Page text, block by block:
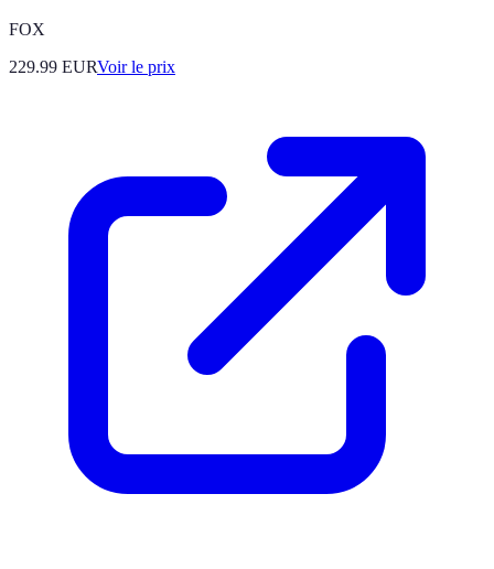
FOX
229.99 EURVoir le prix